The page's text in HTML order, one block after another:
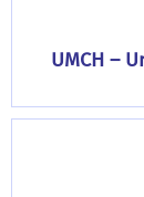
UMCH –